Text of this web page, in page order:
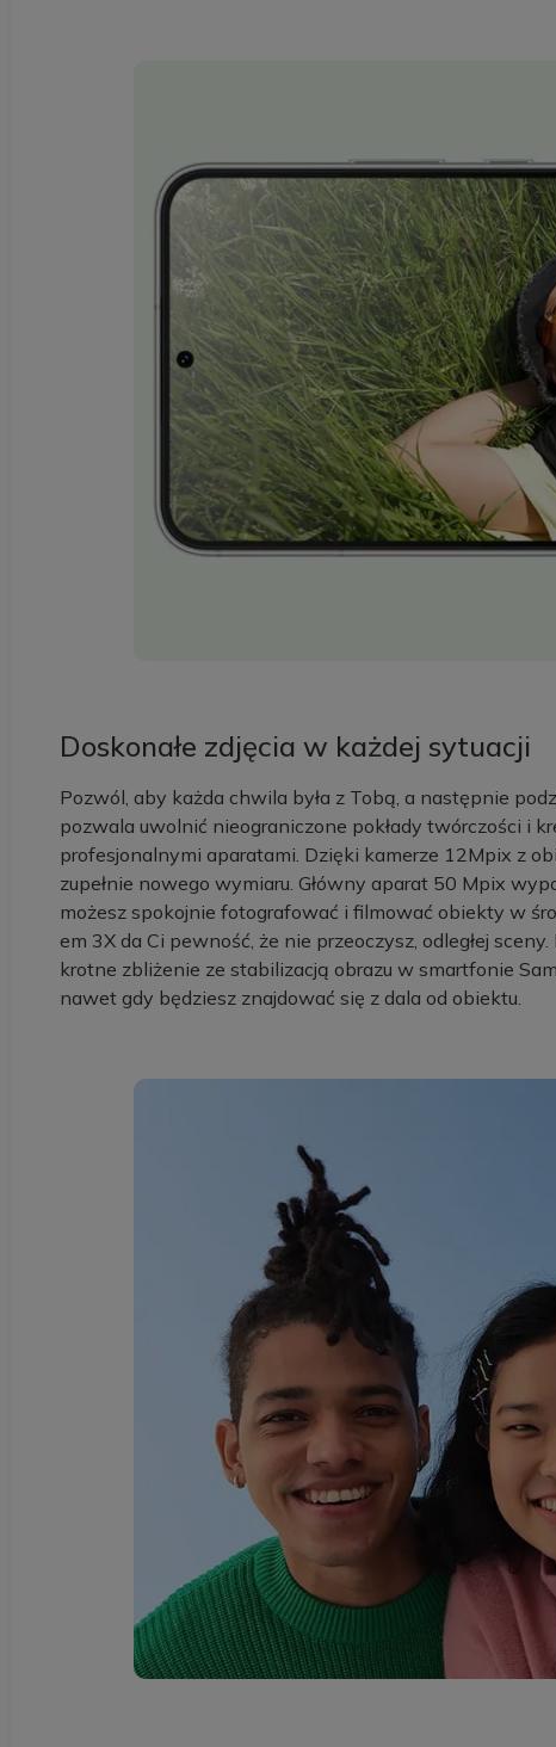
Doskonałe zdjęcia w każdej sytuacji
Pozwól, aby każda chwila była z Tobą, a następnie
pozwala uwolnić nieograniczone pokłady twórczości i
profesjonalnymi aparatami. Dzięki kamerze 12Mpix z
zupełnie nowego wymiaru. Główny aparat 50 Mpix
możesz spokojnie fotografować i filmować obiekty w
em 3X da Ci pewność, że nie przeoczysz, odległej
krotne zbliżenie ze stabilizacją obrazu w smartfonie
nawet gdy będziesz znajdować się z dala od obiektu.